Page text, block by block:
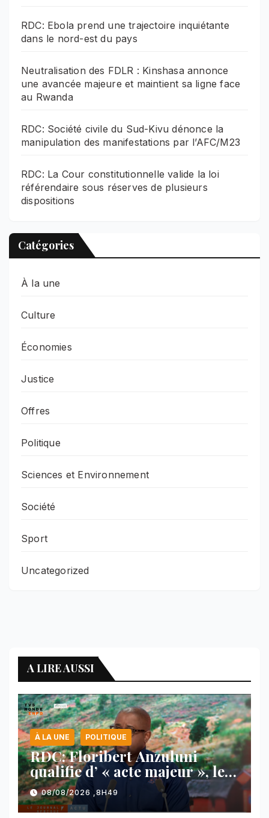
RDC: Ebola prend une trajectoire inquiétante
dans le nord-est du pays
Neutralisation des FDLR : Kinshasa annonce
une avancée majeure et maintient sa ligne face
au Rwanda
RDC: Société civile du Sud-Kivu dénonce la
manipulation des manifestations par l’AFC/M23
RDC: La Cour constitutionnelle valide la loi
référendaire sous réserves de plusieurs
dispositions
Catégories
À la une
Culture
Économies
Justice
Offres
Politique
Sciences et Environnement
Société
Sport
Uncategorized
A LIRE AUSSI
À LA UNE POLITIQUE
RDC: Floribert Anzuluni
qualifie d’ « acte majeur », le
protocole de désarmement des
FDLR
08/08/2026 ,8H49